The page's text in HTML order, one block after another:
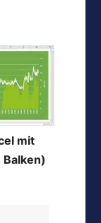
mit